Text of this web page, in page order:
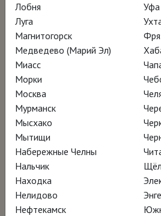
Лобня
Луга
Магнитогорск
Медведево (Марий Эл)
Миасс
Морки
Москва
Мурманск
Мысхако
Мытищи
Набережные Челны
Нальчик
Находка
Нелидово
Нефтекамск
Уфа